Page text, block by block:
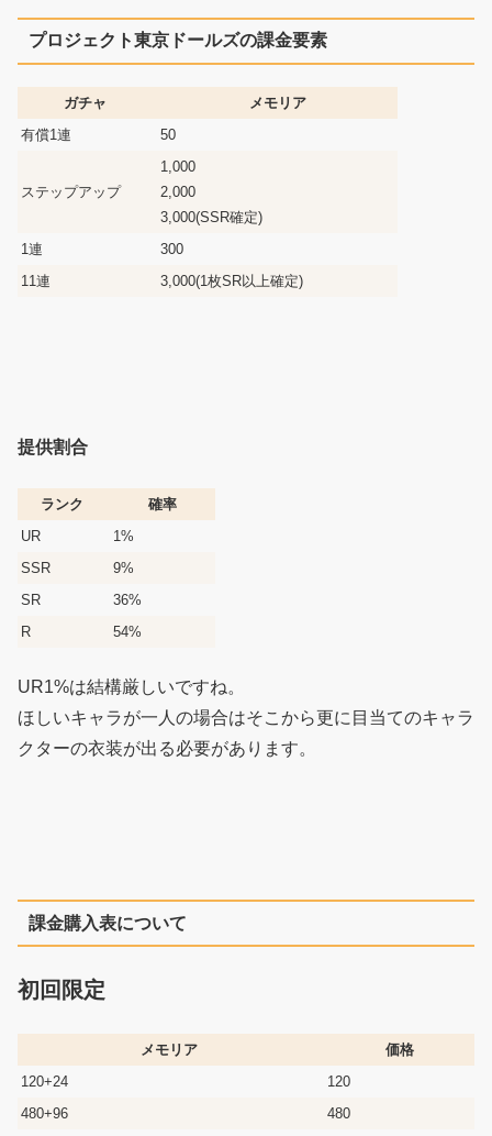
プロジェクト東京ドールズの課金要素
ガチャ
メモリア
有償1連
50
ステップアップ
1,000
2,000
3,000(SSR確定)
1連
300
11連
3,000(1枚SR以上確定)
提供割合
ランク
確率
UR
1%
SSR
9%
SR
36%
R
54%
UR1%は結構厳しいですね。
ほしいキャラが一人の場合はそこから更に目当てのキャラ
クターの衣装が出る必要があります。
課金購入表について
初回限定
メモリア
価格
120+24
120
480+96
480